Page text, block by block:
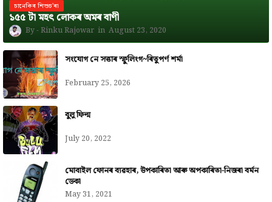
চানেকিৰ শিশুচ'ৰা
১৫৫ টা মহৎ লোকৰ অমৰ বাণী
Rinku Rajowar August 23, 2020
সংযোগ নে সত্তাৰ স্ফুলিংগ~ৰিতুপৰ্ণ শৰ্মা
February 25, 2026
বুলু ফিল্ম
July 20, 2022
মোবাইল ফোনৰ ব্যৱহাৰ, উপকাৰিতা আৰু অপকাৰিতা-নিজৰা বৰ্মন
ডেকা
May 31, 2021